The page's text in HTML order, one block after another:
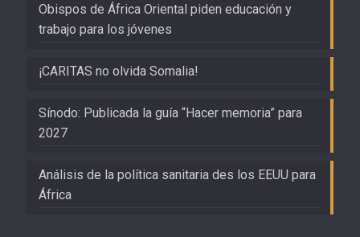
Obispos de África Oriental piden educación y
trabajo para los jóvenes
¡CARITAS no olvida Somalia!
Sínodo: Publicada la guía “Hacer memoria” para
2027
Análisis de la política sanitaria des los EEUU para
África